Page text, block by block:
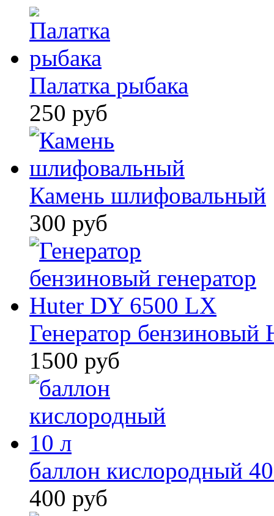
Палатка рыбака
250 руб
Камень шлифовальный
300 руб
Генератор
1500 руб
баллон кислородный
400 руб